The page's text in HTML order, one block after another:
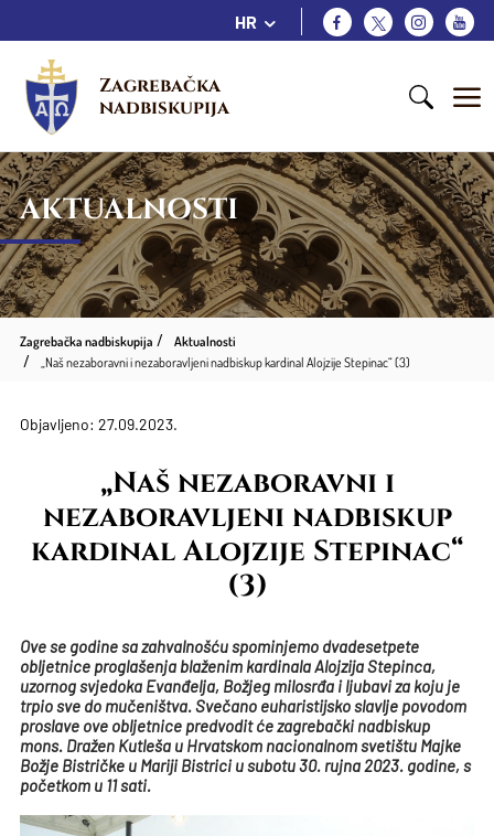
HR
Zagrebačka
nadbiskupija
AKTUALNOSTI
Zagrebačka nadbiskupija
Aktualnosti
„Naš nezaboravni i nezaboravljeni nadbiskup kardinal Alojzije Stepinac“ (3)
Objavljeno: 27.09.2023.
„Naš nezaboravni i
nezaboravljeni nadbiskup
kardinal Alojzije Stepinac“
(3)
Ove se godine sa zahvalnošću spominjemo dvadesetpete
obljetnice proglašenja blaženim kardinala Alojzija Stepinca,
uzornog svjedoka Evanđelja, Božjeg milosrđa i ljubavi za koju je
trpio sve do mučeništva. Svečano euharistijsko slavlje povodom
proslave ove obljetnice predvodit će zagrebački nadbiskup
mons. Dražen Kutleša u Hrvatskom nacionalnom svetištu Majke
Božje Bistričke u Mariji Bistrici u subotu 30. rujna 2023. godine, s
početkom u 11 sati.